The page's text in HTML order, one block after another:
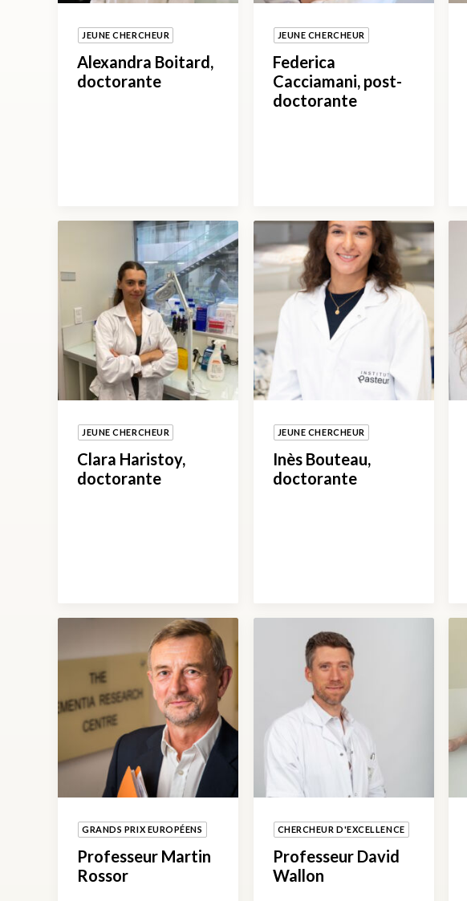
JEUNE CHERCHEUR
Alexandra Boitard,
doctorante
JEUNE CHERCHEUR
Federica
Cacciamani, post-
doctorante
JEUNE CHERCHEUR
Clara Haristoy,
doctorante
JEUNE CHERCHEUR
Inès Bouteau,
doctorante
GRANDS PRIX EUROPÉENS
Professeur Martin
Rossor
CHERCHEUR D'EXCELLENCE
Professeur David
Wallon